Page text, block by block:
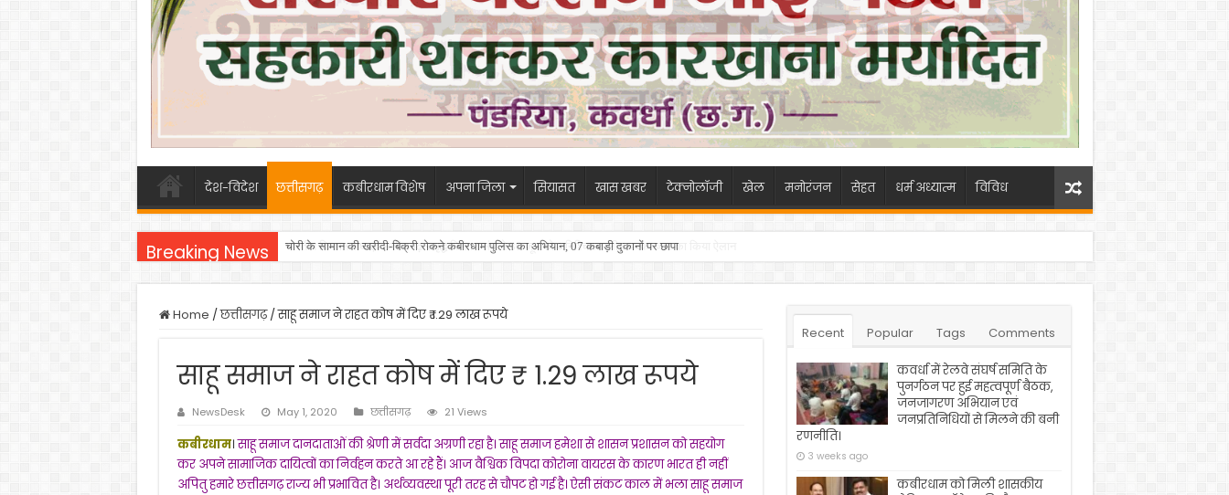
देश-विदेश छत्तीसगढ़ कबीरधाम विशेष अपना जिला सियासत खास खबर टेक्नोलॉजी खेल मनोरंजन सेहत धर्म अध्यात्म विविध
Breaking News चोरी के सामान की खरीदी-बिक्री रोकने कबीरधाम पुलिस का अभियान, 07 कबाड़ी दुकानों पर छापा
Home /छत्तीसगढ़ /साहू समाज ने राहत कोष में दिए ₹ 1.29 लाख रूपये
साहू समाज ने राहत कोष में दिए ₹ 1.29 लाख रूपये
NewsDesk May 1, 2020 छत्तीसगढ़ 21 Views
कबीरधाम।साहू समाज दानदाताओं की श्रेणी में सर्वदा अग्रणी रहा है। साहू समाज हमेशा से शासन प्रशासन को सहयोग
कर अपने सामाजिक दायित्वों का निर्वहन करते आ रहे हैं। आज वैश्विक विपदा कोरोना वायरस के कारण भारत ही नहीं
अपितु हमारे छत्तीसगढ़ राज्य भी प्रभावित है। अर्थव्यवस्था पूरी तरह से चौपट हो गई है। ऐसी संकट काल में भला साहू समाज
Recent Popular Tags Comments
कवर्धा में रेलवे संघर्ष समिति के
पुनर्गठन पर हुई महत्वपूर्ण बैठक,
जनजागरण अभियान एवं
जनप्रतिनिधियों से मिलने की बनी
रणनीति।
3 weeks ago
कबीरधाम को मिली शासकीय